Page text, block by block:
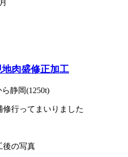
肉盛修正加工
静岡(1250t)
行ってまいりました
後の写真